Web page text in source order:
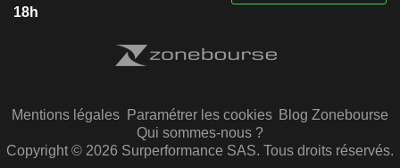
18h
Mentions légales Paramétrer les cookies Blog Zonebourse
Qui sommes-nous ?
Copyright © 2026 Surperformance SAS. Tous droits réservés.